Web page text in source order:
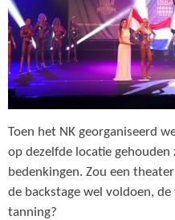
Toen het NK georganiseerd
op dezelfde locatie
bedenkingen. Zou een
de backstage wel voldoen,
tanning?